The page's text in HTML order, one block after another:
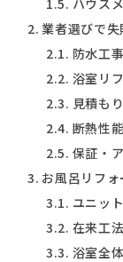
業者選びで
防水工
浴室リ
見積も
断熱性
保証・
お風呂リフ
ユニッ
在来工
浴室全